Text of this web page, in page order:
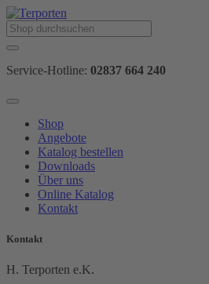
Service-Hotline: 02837 664 240
Shop
Angebote
Katalog bestellen
Downloads
Über uns
Online Katalog
Kontakt
Kontakt
H. Terporten e.K.